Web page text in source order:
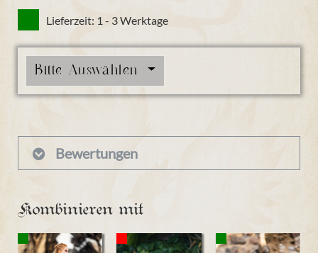
Lieferzeit: 1 - 3 Werktage
Bitte Auswählen
Bewertungen
Kombinieren mit